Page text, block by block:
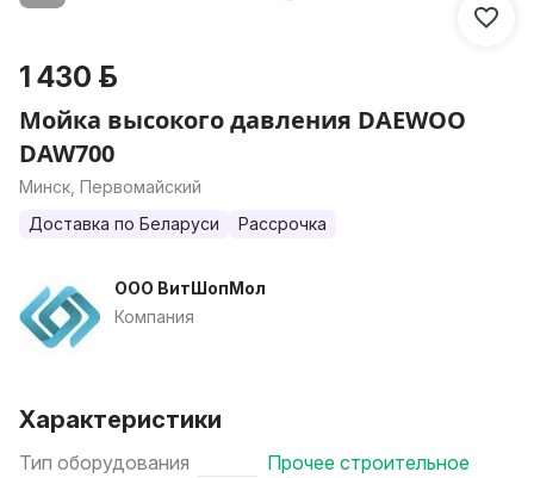
1 430 р.
Мойка высокого давления DAEWOO
DAW700
Минск, Первомайский
Доставка по Беларуси
Рассрочка
ООО ВитШопМол
Компания
Характеристики
Тип оборудования
Прочее строительное